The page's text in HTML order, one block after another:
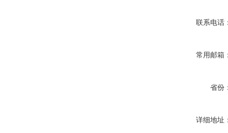
联系电话
常用邮箱
省份
详细地址